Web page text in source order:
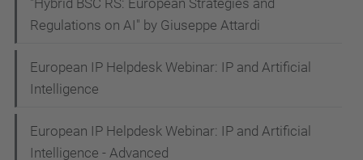
Regulations on AI" by Giuseppe Attardi
European IP Helpdesk Webinar: IP and Artificial
Intelligence
European IP Helpdesk Webinar: IP and Artificial
Intelligence - Advanced